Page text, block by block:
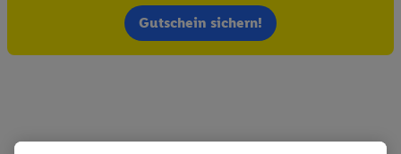
Gutschein sichern!